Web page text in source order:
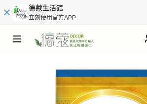
德蔻生活館
立刻使用官方APP